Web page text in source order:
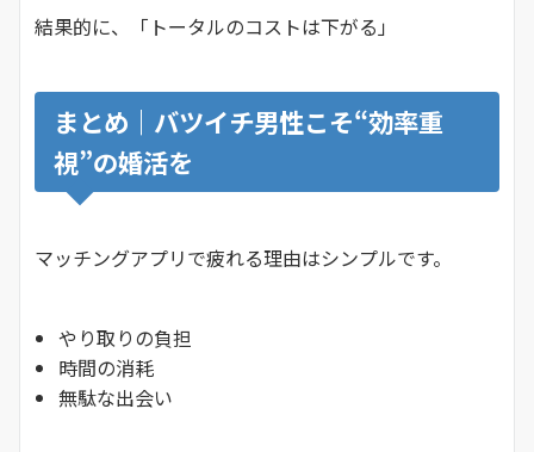
結果的に、「トータルのコストは下がる」
まとめ｜バツイチ男性こそ“効率重
視”の婚活を
マッチングアプリで疲れる理由はシンプルです。
やり取りの負担
時間の消耗
無駄な出会い